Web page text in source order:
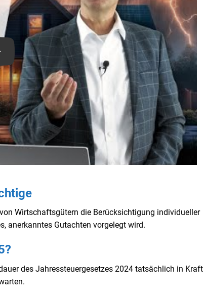
Wirtschaftsgütern die Berücksichtigung individueller
anerkanntes Gutachten vorgelegt wird.
des Jahressteuergesetzes 2024 tatsächlich in Kraft